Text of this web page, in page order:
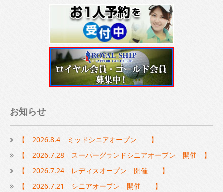
お知らせ
【 2026.8.4 ミッドシニアオープン 】
【 2026.7.28 スーパーグランドシニアオープン 開催 】
【 2026.7.24 レディスオープン 開催 】
【 2026.7.21 シニアオープン 開催 】